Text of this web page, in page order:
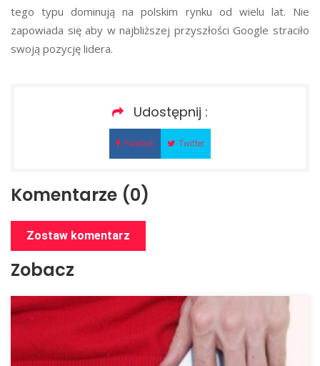
tego typu dominują na polskim rynku od wielu lat. Nie
zapowiada się aby w najbliższej przyszłości Google straciło
swoją pozycję lidera.
Udostępnij :
Facebok Twitter
Komentarze (0)
Zostaw komentarz
Zobacz